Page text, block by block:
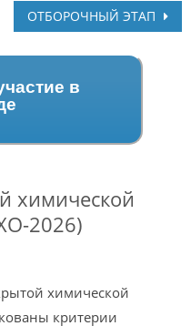
ОТБОРОЧНЫЙ ЭТАП
в
химической
2026)
химической
критерии